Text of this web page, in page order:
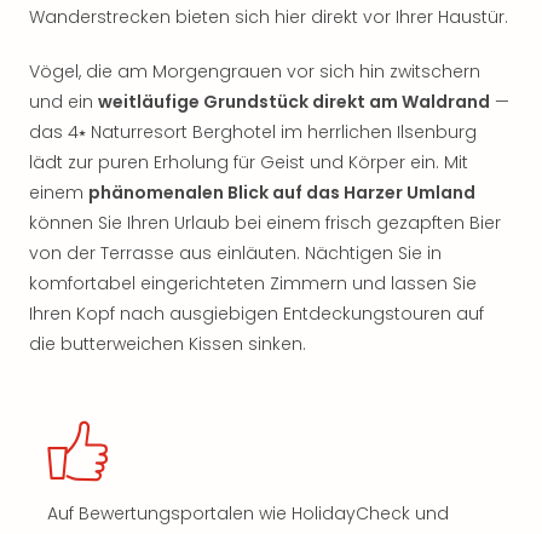
Wanderstrecken bieten sich hier direkt vor Ihrer Haustür.
Vögel, die am Morgengrauen vor sich hin zwitschern
und ein weitläufige Grundstück direkt am Waldrand —
das 4⭑ Naturresort Berghotel im herrlichen Ilsenburg
lädt zur puren Erholung für Geist und Körper ein. Mit
einem phänomenalen Blick auf das Harzer Umland
können Sie Ihren Urlaub bei einem frisch gezapften Bier
von der Terrasse aus einläuten. Nächtigen Sie in
komfortabel eingerichteten Zimmern und lassen Sie
Ihren Kopf nach ausgiebigen Entdeckungstouren auf
die butterweichen Kissen sinken.
Auf Bewertungsportalen wie HolidayCheck und